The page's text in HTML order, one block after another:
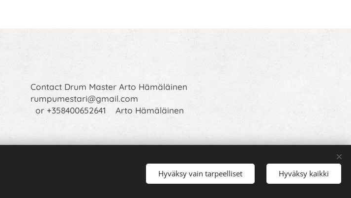
Contact Drum Master Arto Hämäläinen
rumpumestari@gmail.com
or +358400652641 Arto Hämäläinen
Kielet Suomi English
Hyväksy vain tarpeelliset Hyväksy kaikki